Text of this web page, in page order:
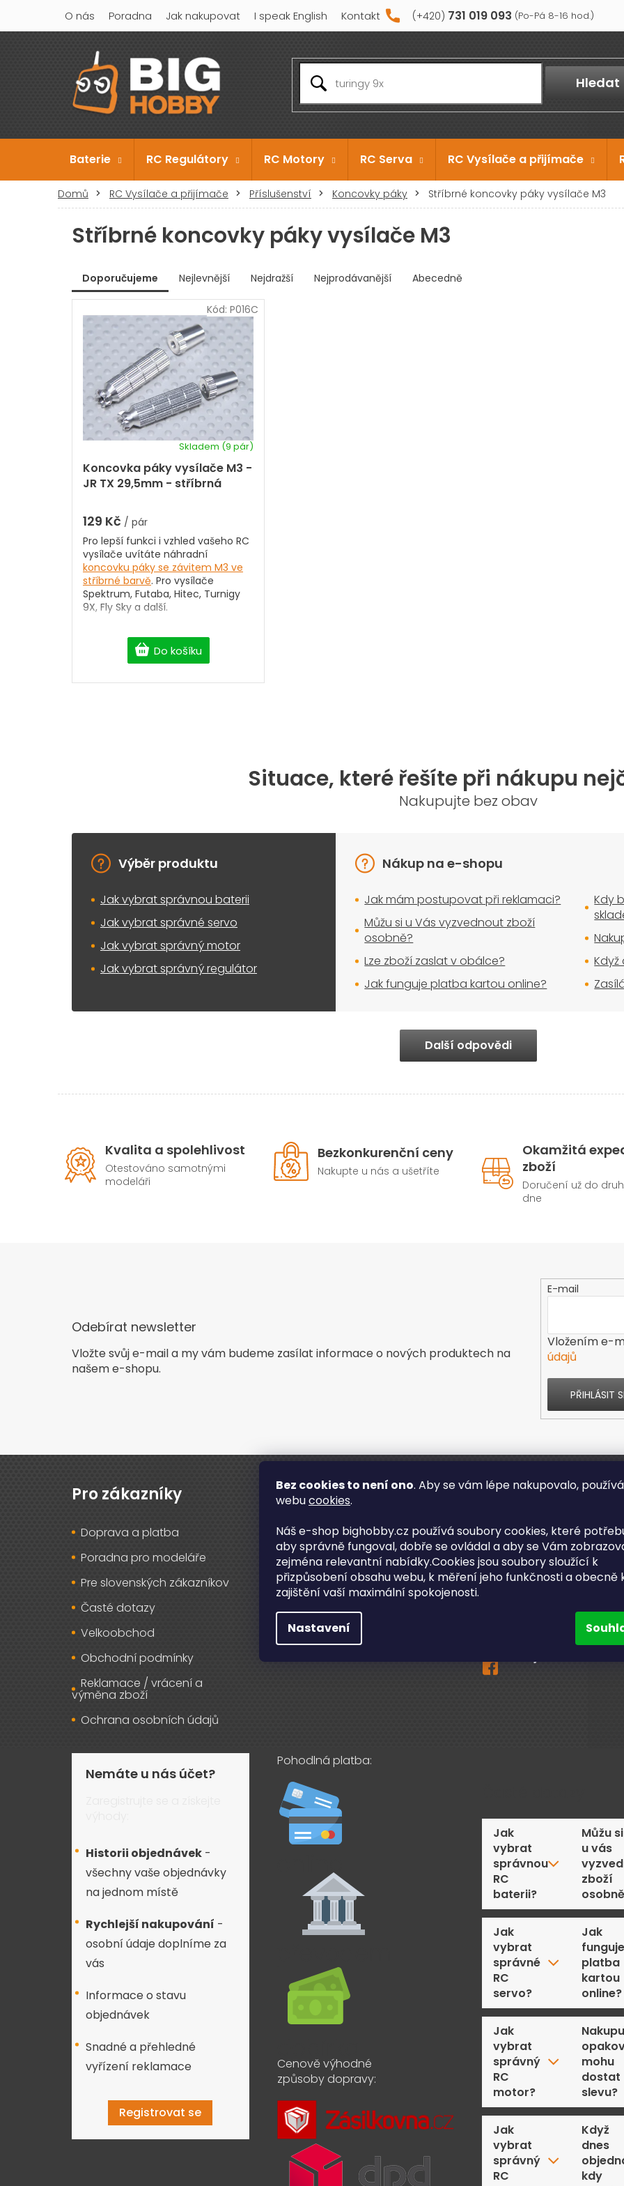
Bez cookies to není ono. Aby se vám lépe nakupovalo,
webucookies.
Náš e-shop bighobby.cz používá soubory cookies, které
aby správně fungoval, dobře se ovládal a aby se Vám
zejména relevantní nabídky.Cookies jsou soubory sloužící k
přizpůsobení obsahu webu, k měření jeho funkčnosti a obecně
zajištění vaší maximální spokojenosti.
Nastavení
obsah
731 019 093
O nás Poradna Jak nakupovat I speak English Kontakt
Hledat
Baterie RC Regulátory RC Motory RC Serva RC Vysílače a přijímače
Domů RC Vysílače a přijímače Příslušenství Koncovky páky Stříbrné koncovky páky vysílače M3
Stříbrné koncovky páky vysílače M3
Ř
Doporučujeme Nejlevnější Nejdražší Nejprodávanější Abecedně
ý
p
Koncovka páky vysílače M3 -
JR TX 29,5mm - stříbrná
Skladem (9 pár)
129 Kč / pár
Do košíku
Pro lepší funkci i vzhled vašeho RC
vysílače uvítáte náhradní
koncovku páky se závitem M3 ve
stříbrné barvě. Pro vysílače
Spektrum, Futaba, Hitec, Turnigy
9X, Fly Sky a další.
Kód: P016C
c
í
p
y
p
s
Situace, které řešíte při nákupu
Nakupujte bez obav
Výběr produktu
Jak vybrat správnou baterii
Jak vybrat správné servo
Jak vybrat správný motor
Jak vybrat správný regulátor
Nákup na e-shopu
Jak mám postupovat při reklamaci?
Můžu si u Vás vyzvednout zboží
osobně?
Lze zboží zaslat v obálce?
Jak funguje platba kartou online?
Kdy
Další odpovědi
Kvalita a spolehlivost
Otestováno samotnými
modeláři
Bezkonkurenční ceny
Nakupte u nás a ušetříte
Okamžitá
zboží
Doručení už do
dne
Odebírat newsletter
Vložte svůj e-mail a my vám budeme zasílat informace o nových produktech na
našem e-shopu.
E-mail
Vložením e-
údajů
PŘIHLÁSIT
Z
Pro zákazníky
Doprava a platba
Poradna pro modeláře
Pre slovenských zákazníkov
Časté dotazy
Velkoobchod
Obchodní podmínky
Reklamace / vrácení a
výměna zboží
Ochrana osobních údajů
O nás
O nás
Recenze obchodu
Záruční a pozáruční servis
Kontakty
Kontakt
731 019 093
Nemáte u nás účet?
Historii objednávek -
všechny vaše objednávky
na jednom místě
Rychlejší nakupování -
osobní údaje doplníme za
vás
Informace o stavu
objednávek
Snadné a přehledné
vyřízení reklamace
Registrovat se
Pohodlná platba:
Cenově výhodné
způsoby dopravy:
Jak
vybrat
správnou
RC
baterii?
Jak
vybrat
správné
RC
servo?
Jak
vybrat
správný
RC
motor?
Jak
vybrat
správný
RC
Můžu si
u vás
zboží
Jak
funguje
platba
kartou
online?
mohu
dostat
slevu?
Když
dnes
kdy